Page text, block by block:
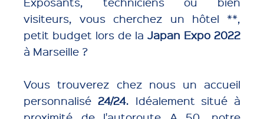
visiteurs, vous cherchez un hôtel **,
petit budget lors de la Japan Expo 2022
à Marseille ?
Vous trouverez chez nous un accueil
personnalisé 24/24. Idéalement situé à